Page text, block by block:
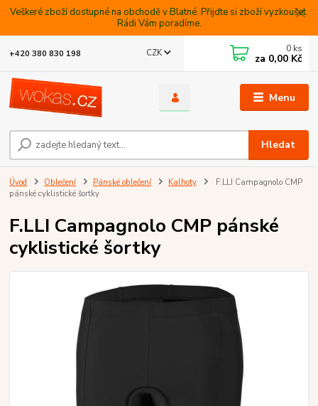
Veškeré zboží dostupné na obchodě v Blatné. Přijdte si zboží vyzkoušet.
Rádi Vám poradíme.
Menu
CZK
Hledat
+420 380 830 198 0 ks
za 0,00 Kč
Úvod Oblečení Pánské oblečení Kalhoty
F.LLI Campagnolo CMP
pánské cyklistické šortky
F.LLI Campagnolo CMP pánské
cyklistické šortky